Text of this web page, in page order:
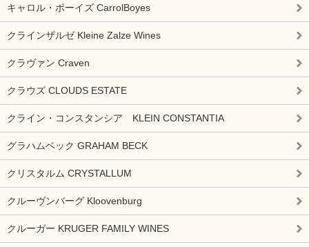
キャロル・ボーイズ CarrolBoyes
クラインザルゼ Kleine Zalze Wines
クラヴァン Craven
クラウズ CLOUDS ESTATE
クライン・コンスタンシア KLEIN CONSTANTIA
グラハムベック GRAHAM BECK
クリスタルム CRYSTALLUM
クルーヴンバーグ Kloovenburg
クルーガー KRUGER FAMILY WINES